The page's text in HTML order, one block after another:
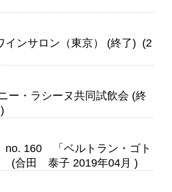
インサロン（東京） (終了) (2
ー・ラシーヌ共同試飲会 (終
no. 160 「ベルトラン・ゴト
(合田 泰子 2019年04月 )